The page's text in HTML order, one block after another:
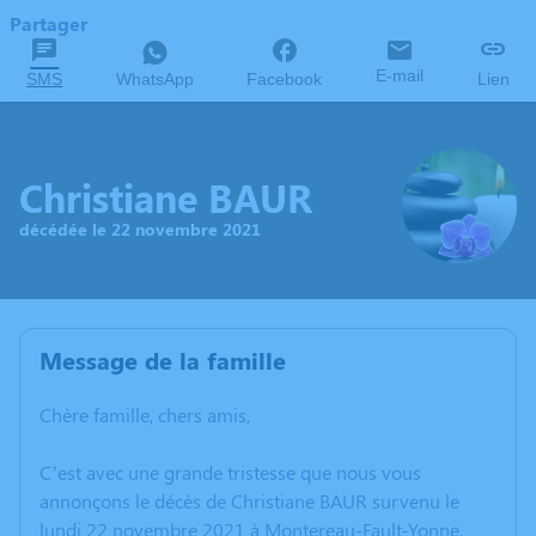
Partager
SMS WhatsApp Facebook E-mail Lien
Christiane BAUR
décédée le 22 novembre 2021
Message de la famille
Chère famille, chers amis,
C’est avec une grande tristesse que nous vous
annonçons le décès de Christiane BAUR survenu le
lundi 22 novembre 2021 à Montereau-Fault-Yonne.